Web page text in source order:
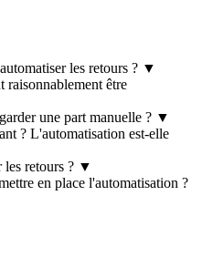
les retours ? ▼
raisonnablement être
une part manuelle ? ▼
? L'automatisation est-elle
retours ? ▼
en place l'automatisation ?